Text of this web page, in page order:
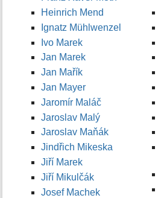
Heinrich Mend
Ignatz Mühlwenzel
Ivo Marek
Jan Marek
Jan Mařík
Jan Mayer
Jaromír Maláč
Jaroslav Malý
Jaroslav Maňák
Jindřich Mikeska
Jiří Marek
Jiří Mikulčák
Josef Machek